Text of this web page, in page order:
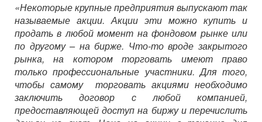
«Некоторые крупные предприятия выпускают так
называемые акции. Акции эти можно купить и
продать в любой момент на фондовом рынке или
по другому – на бирже. Что-то вроде закрытого
рынка, на котором торговать имеют право
только профессиональные участники. Для того,
чтобы самому торговать акциями необходимо
заключить договор с любой компанией,
предоставляющей доступ на биржу и перечислить